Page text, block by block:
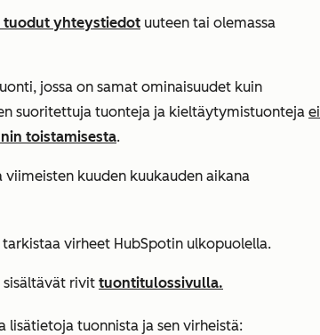
tuodut yhteystiedot uuteen tai olemassa
jossa on samat ominaisuudet kuin
suoritettuja tuonteja ja kieltäytymistuonteja ei
toistamisesta.
viimeisten kuuden kuukauden aikana
virheet HubSpotin ulkopuolella.
rivit tuontitulossivulla.
lisätietoja tuonnista ja sen virheistä: